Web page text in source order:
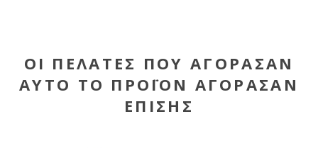
ΟΙ ΠΕΛΆΤΕΣ ΠΟΥ ΑΓΌΡΑΣΑΝ
ΑΥΤΌ ΤΟ ΠΡΟΪΌΝ ΑΓΌΡΑΣΑΝ
ΕΠΊΣΗΣ